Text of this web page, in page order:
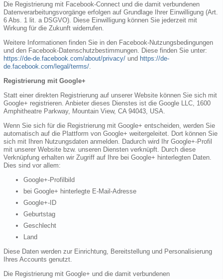
Die Registrierung mit Facebook-Connect und die damit verbundenen
Datenverarbeitungsvorgänge erfolgen auf Grundlage Ihrer Einwilligung (Art.
6 Abs. 1 lit. a DSGVO). Diese Einwilligung können Sie jederzeit mit
Wirkung für die Zukunft widerrufen.
Weitere Informationen finden Sie in den Facebook-Nutzungsbedingungen
und den Facebook-Datenschutzbestimmungen. Diese finden Sie unter:
https://de-de.facebook.com/about/privacy/ und https://de-
de.facebook.com/legal/terms/.
Registrierung mit Google+
Statt einer direkten Registrierung auf unserer Website können Sie sich mit
Google+ registrieren. Anbieter dieses Dienstes ist die Google LLC, 1600
Amphitheatre Parkway, Mountain View, CA 94043, USA.
Wenn Sie sich für die Registrierung mit Google+ entscheiden, werden Sie
automatisch auf die Plattform von Google+ weitergeleitet. Dort können Sie
sich mit Ihren Nutzungsdaten anmelden. Dadurch wird Ihr Google+-Profil
mit unserer Website bzw. unseren Diensten verknüpft. Durch diese
Verknüpfung erhalten wir Zugriff auf Ihre bei Google+ hinterlegten Daten.
Dies sind vor allem:
Google+-Profilbild
bei Google+ hinterlegte E-Mail-Adresse
Google+-ID
Geburtstag
Geschlecht
Land
Diese Daten werden zur Einrichtung, Bereitstellung und Personalisierung
Ihres Accounts genutzt.
Die Registrierung mit Google+ und die damit verbundenen